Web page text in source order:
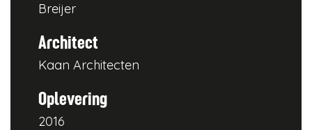
Breijer
Architect
Kaan Architecten
Oplevering
2016